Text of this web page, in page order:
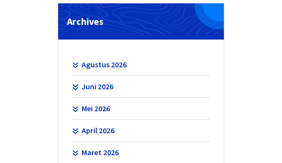
Archives
Agustus 2026
Juni 2026
Mei 2026
April 2026
Maret 2026